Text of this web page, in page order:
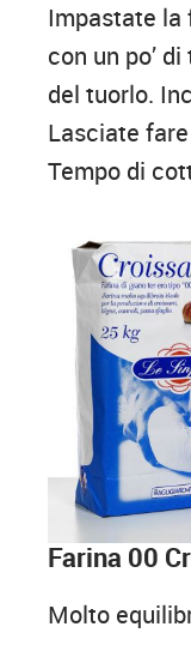
Impastate la
con un po’
del tuorlo.
Lasciate
Tempo di
Farina 00
Molto